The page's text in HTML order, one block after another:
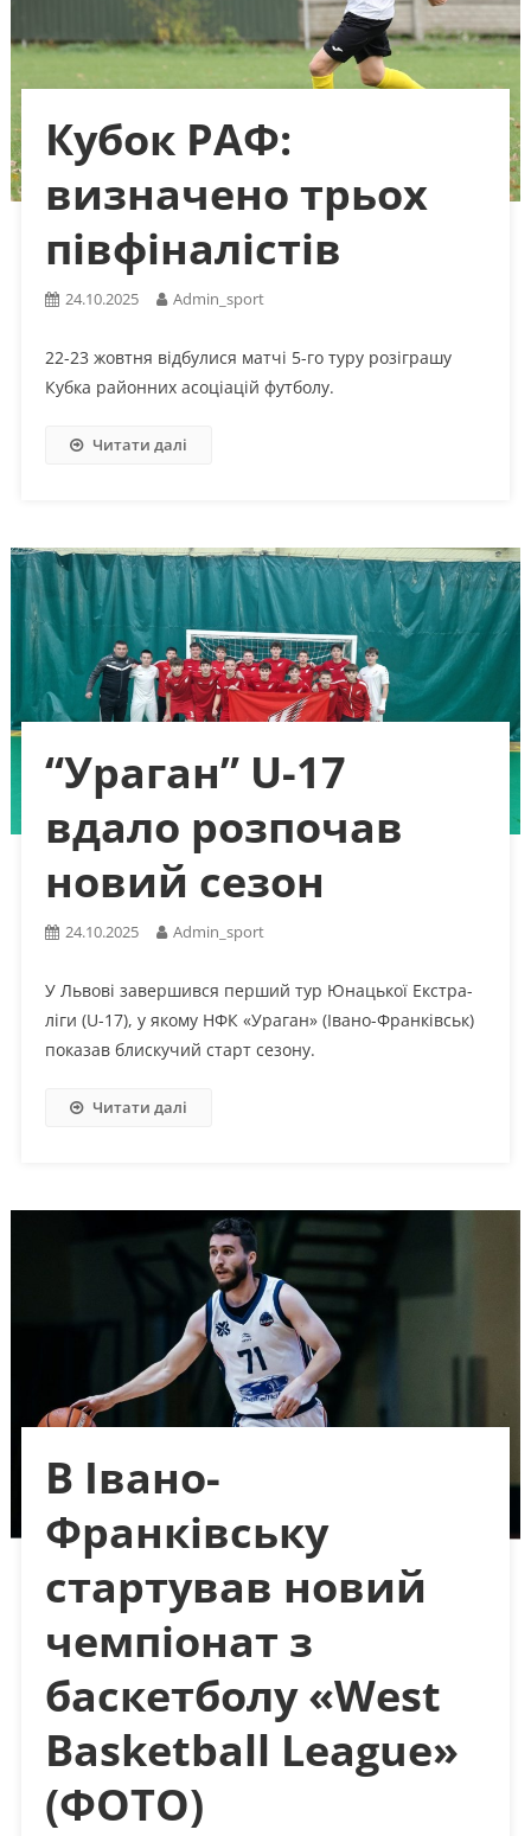
Кубок РАФ:
визначено трьох
півфіналістів
24.10.2025 Admin_sport
22-23 жовтня відбулися матчі 5-го туру розіграшу
Кубка районних асоціацій футболу.
Читати далі
“Ураган” U-17
вдало розпочав
новий сезон
24.10.2025 Admin_sport
У Львові завершився перший тур Юнацької Екстра-
ліги (U-17), у якому НФК «Ураган» (Івано-Франківськ)
показав блискучий старт сезону.
Читати далі
В Івано-
Франківську
стартував новий
чемпіонат з
баскетболу «West
Basketball League»
(ФОТО)